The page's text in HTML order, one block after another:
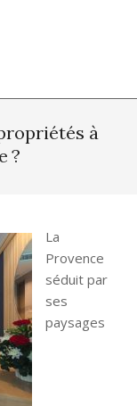
à
?
La
Provence
séduit par
ses
paysages